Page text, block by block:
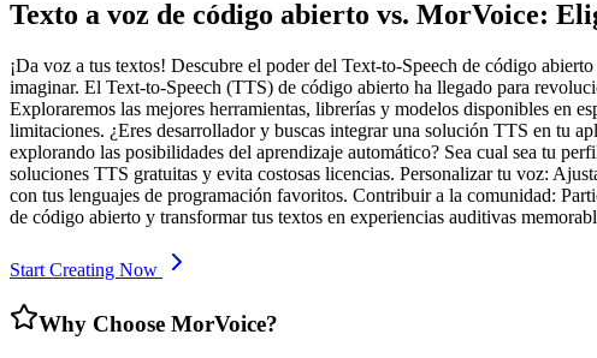
Texto a voz de código abierto vs. MorVoice:
¡Da voz a tus textos! Descubre el poder del Text-to-Speech de código
imaginar. El Text-to-Speech (TTS) de código abierto ha llegado para
Exploraremos las mejores herramientas, librerías y modelos disponibles en
limitaciones. ¿Eres desarrollador y buscas integrar una solución TTS en tu
explorando las posibilidades del aprendizaje automático? Sea cual sea tu
soluciones TTS gratuitas y evita costosas licencias. Personalizar tu voz:
con tus lenguajes de programación favoritos. Contribuir a la comunidad:
de código abierto y transformar tus textos en experiencias auditivas
Start Creating Now
Why Choose MorVoice?